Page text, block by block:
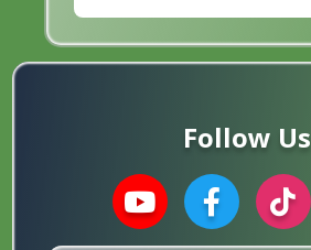
Follow Us